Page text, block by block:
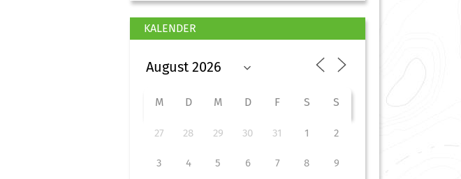
KALENDER
M D M D F S S
27 28 29 30 31 1 2
3 4 5 6 7 8 9